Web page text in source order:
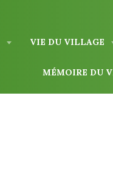
VIE DU VILLAGE
MÉMOIRE DU